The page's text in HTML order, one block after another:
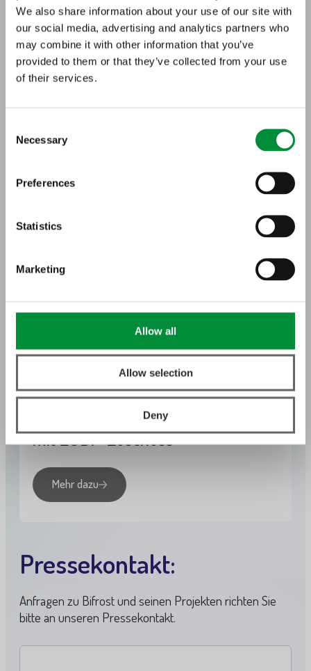
We also share information about your use of our site with
our social media, advertising and analytics partners who
may combine it with other information that you’ve
provided to them or that they’ve collected from your use
of their services.
Selection
Necessary
Preferences
Statistics
Marketing
Allow all
Allow selection
Deny
Speicherung in der Nordsee
Mehr dazu
4. Oktober 2022
TotalEnergies erhöht Ambitionen
dänischen Nordsee
Mehr dazu
13. Dezember 2021| Infoartikel
Dänische Regierung unterstützt
innovatives CCS-Projekt Bifrost
mit EUDP-Zuschuss
Mehr dazu
Pressekontakt:
Anfragen zu Bifrost und seinen Projekten richten Sie
bitte an unseren Pressekontakt.